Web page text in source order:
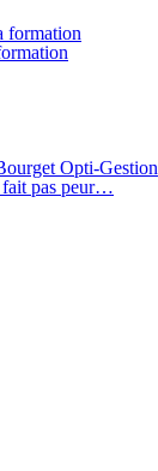
formation
Opti-Gestion
fait pas peur…